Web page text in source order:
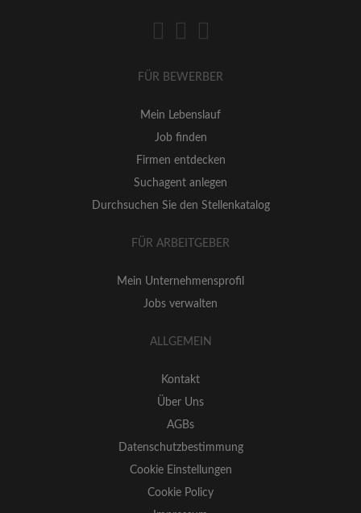
FÜR BEWERBER
Mein Lebenslauf
Job finden
Firmen entdecken
Suchagent anlegen
Durchsuchen Sie den Stellenkatalog
FÜR ARBEITGEBER
Mein Unternehmensprofil
Jobs verwalten
ALLGEMEIN
Kontakt
Über Uns
AGBs
Datenschutzbestimmung
Cookie Einstellungen
Cookie Policy